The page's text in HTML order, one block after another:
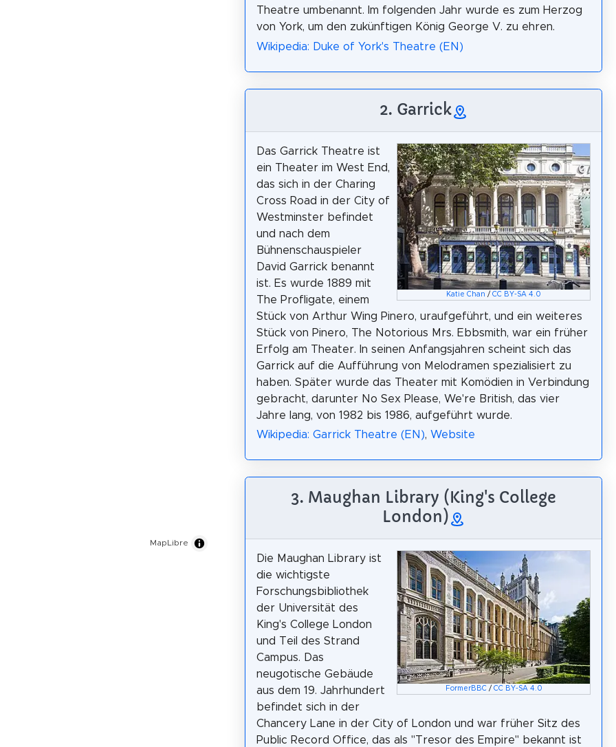
MapLibre
Theatre umbenannt. Im folgenden Jahr wurde es zum Herzog
von York, um den zukünftigen König George V. zu ehren.
Wikipedia: Duke of York's Theatre (EN)
2. Garrick
Katie Chan /CC BY-SA 4.0
Das Garrick Theatre ist
ein Theater im West End,
das sich in der Charing
Cross Road in der City of
Westminster befindet
und nach dem
Bühnenschauspieler
David Garrick benannt
ist. Es wurde 1889 mit
The Profligate, einem
Stück von Arthur Wing Pinero, uraufgeführt, und ein weiteres
Stück von Pinero, The Notorious Mrs. Ebbsmith, war ein früher
Erfolg am Theater. In seinen Anfangsjahren scheint sich das
Garrick auf die Aufführung von Melodramen spezialisiert zu
haben. Später wurde das Theater mit Komödien in Verbindung
gebracht, darunter No Sex Please, We're British, das vier
Jahre lang, von 1982 bis 1986, aufgeführt wurde.
Wikipedia: Garrick Theatre (EN), Website
3. Maughan Library (King's College
London)
FormerBBC / CC BY-SA 4.0
Die Maughan Library ist
die wichtigste
Forschungsbibliothek
der Universität des
King's College London
und Teil des Strand
Campus. Das
neugotische Gebäude
aus dem 19. Jahrhundert
befindet sich in der
Chancery Lane in der City of London und war früher Sitz des
Public Record Office, das als "Tresor des Empire" bekannt ist